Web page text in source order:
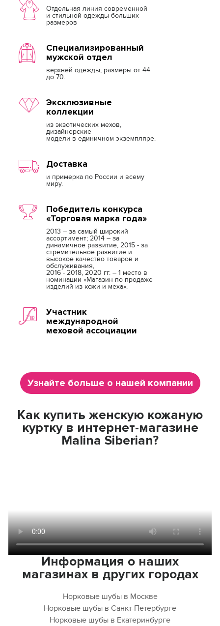
Отдельная линия современной
и стильной одежды больших
размеров
Специализированный
мужской отдел
верхней одежды, размеры от 44
до 70.
Эксклюзивные
коллекции
из экзотических мехов,
дизайнерские
модели в единичном экземпляре.
Доставка
и примерка по России и всему
миру.
Победитель конкурса
«Торговая марка года»
2013 – за самый широкий
ассортимент; 2014 – за
динамичное развитие, 2015 - за
стремительное развитие и
высокое качество товаров и
обслуживания,
2016 - 2018, 2020 гг. – 1 место в
номинации «Магазин по продаже
изделий из кожи и меха».
Участник
международной
меховой ассоциации
Узнайте больше о нашей компании
Как купить женскую кожаную
куртку в интернет-магазине
Malina Siberian?
Информация о наших
магазинах в других городах
Норковые шубы в Москве
Норковые шубы в Санкт-Петербурге
Норковые шубы в Екатеринбурге